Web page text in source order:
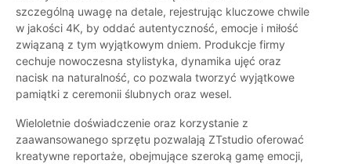
szczególną uwagę na detale, rejestrując kluczowe chwile
w jakości 4K, by oddać autentyczność, emocje i miłość
związaną z tym wyjątkowym dniem. Produkcje firmy
cechuje nowoczesna stylistyka, dynamika ujęć oraz
nacisk na naturalność, co pozwala tworzyć wyjątkowe
pamiątki z ceremonii ślubnych oraz wesel.
Wieloletnie doświadczenie oraz korzystanie z
zaawansowanego sprzętu pozwalają ZTstudio oferować
kreatywne reportaże, obejmujące szeroką gamę emocji,